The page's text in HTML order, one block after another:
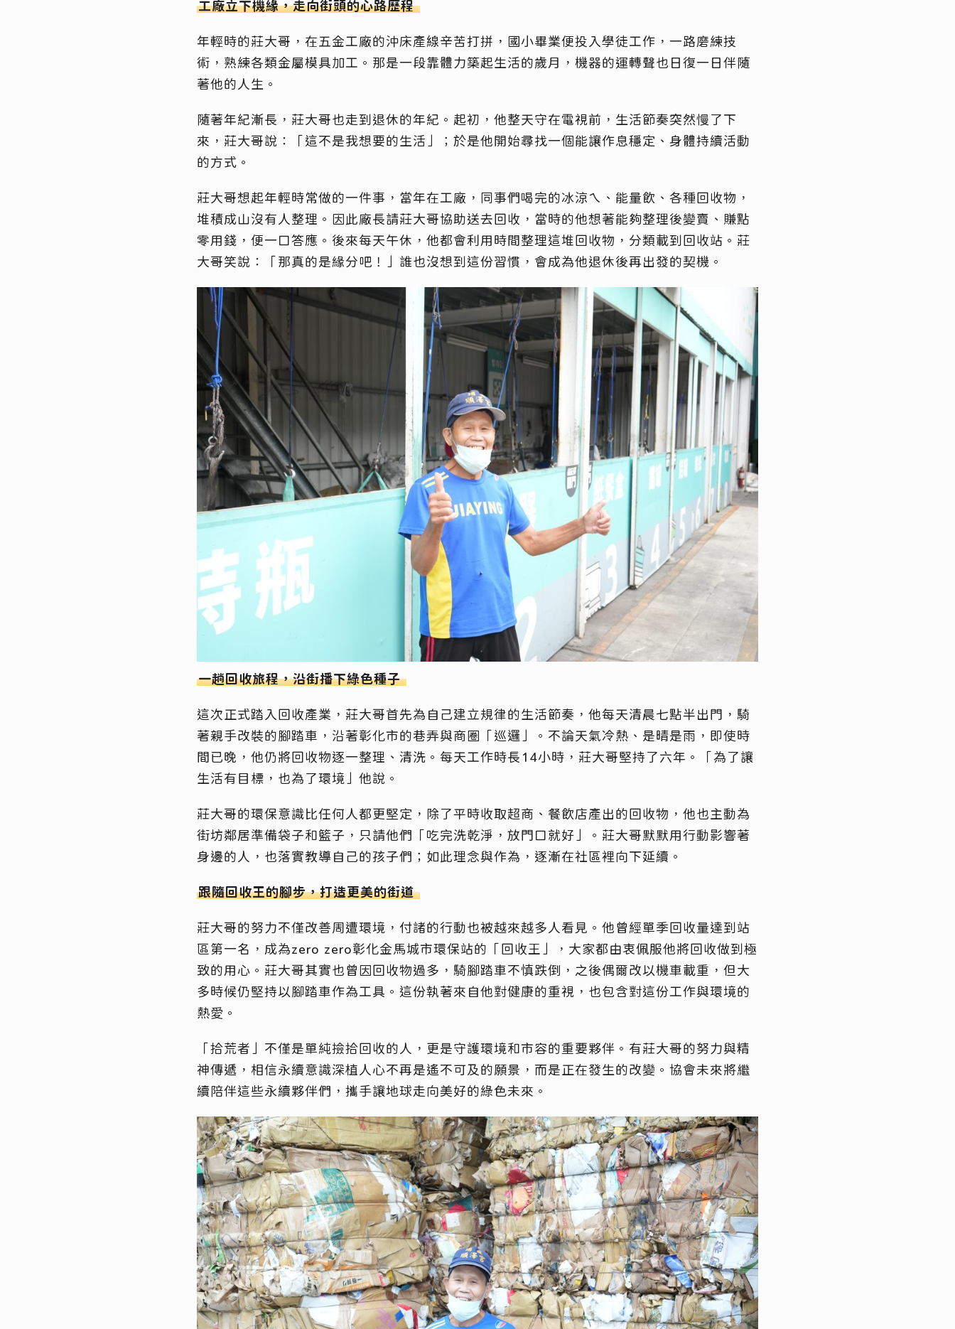
工廠立下機緣，走向街頭的心路歷程
年輕時的莊大哥，在五金工廠的沖床產線辛苦打拼，國小畢業便投入學徒工作，一路磨練技
術，熟練各類金屬模具加工。那是一段靠體力築起生活的歲月，機器的運轉聲也日復一日伴隨
著他的人生。
隨著年紀漸長，莊大哥也走到退休的年紀。起初，他整天守在電視前，生活節奏突然慢了下
來，莊大哥說：「這不是我想要的生活」；於是他開始尋找一個能讓作息穩定、身體持續活動
的方式。
莊大哥想起年輕時常做的一件事，當年在工廠，同事們喝完的冰涼ㄟ、能量飲、各種回收物，
堆積成山沒有人整理。因此廠長請莊大哥協助送去回收，當時的他想著能夠整理後變賣、賺點
零用錢，便一口答應。後來每天午休，他都會利用時間整理這堆回收物，分類載到回收站。莊
大哥笑說：「那真的是緣分吧！」誰也沒想到這份習慣，會成為他退休後再出發的契機。
一趟回收旅程，沿街播下綠色種子
這次正式踏入回收產業，莊大哥首先為自己建立規律的生活節奏，他每天清晨七點半出門，騎
著親手改裝的腳踏車，沿著彰化市的巷弄與商圈「巡邏」。不論天氣冷熱、是晴是雨，即使時
間已晚，他仍將回收物逐一整理、清洗。每天工作時長14小時，莊大哥堅持了六年。「為了讓
生活有目標，也為了環境」他說。
莊大哥的環保意識比任何人都更堅定，除了平時收取超商、餐飲店產出的回收物，他也主動為
街坊鄰居準備袋子和籃子，只請他們「吃完洗乾淨，放門口就好」。莊大哥默默用行動影響著
身邊的人，也落實教導自己的孩子們；如此理念與作為，逐漸在社區裡向下延續。
跟隨回收王的腳步，打造更美的街道
莊大哥的努力不僅改善周遭環境，付諸的行動也被越來越多人看見。他曾經單季回收量達到站
區第一名，成為zero zero彰化金馬城市環保站的「回收王」，大家都由衷佩服他將回收做到極
致的用心。莊大哥其實也曾因回收物過多，騎腳踏車不慎跌倒，之後偶爾改以機車載重，但大
多時候仍堅持以腳踏車作為工具。這份執著來自他對健康的重視，也包含對這份工作與環境的
熱愛。
「拾荒者」不僅是單純撿拾回收的人，更是守護環境和市容的重要夥伴。有莊大哥的努力與精
神傳遞，相信永續意識深植人心不再是遙不可及的願景，而是正在發生的改變。協會未來將繼
續陪伴這些永續夥伴們，攜手讓地球走向美好的綠色未來。